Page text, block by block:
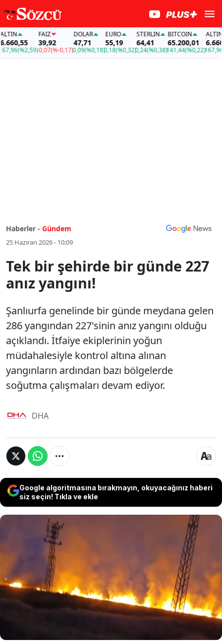
(%2,59)
FAİZ
39,92
-0,07(%-0,17)
DOLAR
47,71
0,09(%0,18)
EURO
55,19
0,18(%0,32)
STERLIN
64,41
0,24(%0,38)
BITCOIN
65.200,01
141,44(%0,22)
ALTIN
167,96
Haberler - Gündem
25 Haziran 2026 - 10:09
Tek bir şehirde bir günde 227
anız yangını!
Şanlıurfa genelinde bir günde meydana gelen
286 yangından 227'sinin anız yangını olduğu
açıklandı. İtfaiye ekiplerinin yoğun
müdahalesiyle kontrol altına alınan
yangınların ardından bazı bölgelerde
soğutma çalışmaları devam ediyor.
DHA
Google algoritmasına bırakmayın, okuyacağınız haberi
siz seçin! Tıkla ve ekle
Şanlıurfa genelinde bir günde meydana gelen
286 yangından 227'sinin anız yangını olduğu
açıklandı. İtfaiye ekiplerinin yoğun
müdahalesiyle kontrol altına alınan yangınların
ardından bazı bölgelerde soğutma çalışmaları
devam ediyor.